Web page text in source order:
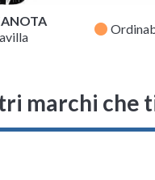
fiber_manual_record
marchi che